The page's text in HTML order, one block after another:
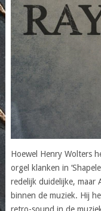
Hoewel Henry Wolters
orgel klanken in
redelijk duidelijke, maar
binnen de muziek. Hij